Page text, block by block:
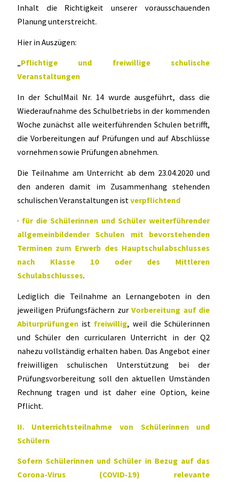
Inhalt die Richtigkeit unserer vorausschauenden
Planung unterstreicht.
Hier in Auszügen:
„Pflichtige und freiwillige schulische
Veranstaltungen
In der SchulMail Nr. 14 wurde ausgeführt, dass die
Wiederaufnahme des Schulbetriebs in der kommenden
Woche zunächst alle weiterführenden Schulen betrifft,
die Vorbereitungen auf Prüfungen und auf Abschlüsse
vornehmen sowie Prüfungen abnehmen.
Die Teilnahme am Unterricht ab dem 23.04.2020 und
den anderen damit im Zusammenhang stehenden
schulischen Veranstaltungen ist verpflichtend
· für die Schülerinnen und Schüler weiterführender
allgemeinbildender Schulen mit bevorstehenden
Terminen zum Erwerb des Hauptschulabschlusses
nach Klasse 10 oder des Mittleren
Schulabschlusses.
Lediglich die Teilnahme an Lernangeboten in den
jeweiligen Prüfungsfächern zurVorbereitung auf die
Abiturprüfungen ist freiwillig, weil die Schülerinnen
und Schüler den curricularen Unterricht in der Q2
nahezu vollständig erhalten haben. Das Angebot einer
freiwilligen schulischen Unterstützung bei der
Prüfungsvorbereitung soll den aktuellen Umständen
Rechnung tragen und ist daher eine Option, keine
Pflicht.
II. Unterrichtsteilnahme von Schülerinnen und
Schülern
Sofern Schülerinnen und Schüler in Bezug auf das
Corona-Virus (COVID-19) relevante